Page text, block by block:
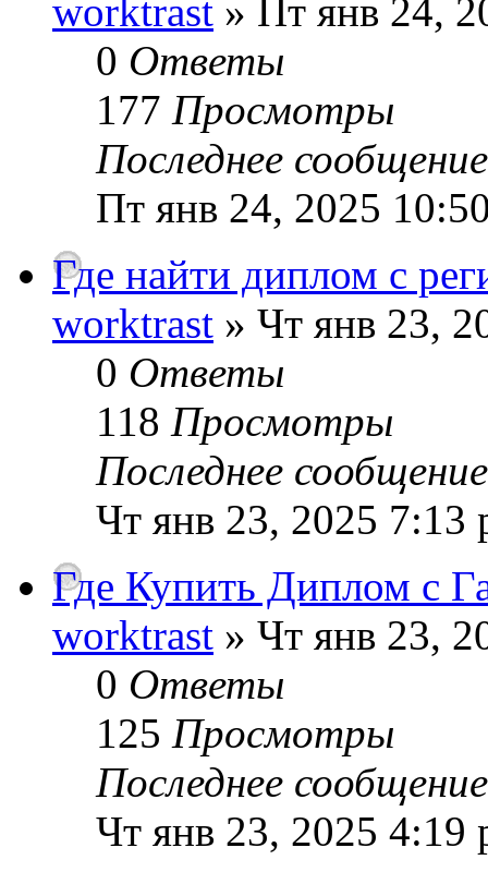
worktrast » Пт янв 24,
0 Ответы
177 Просмотры
Последнее
Пт янв 24, 2025
Где найти диплом с
worktrast » Чт янв 23,
0 Ответы
118 Просмотры
Последнее
Чт янв 23, 2025 7:13
Где Купить Диплом с
worktrast » Чт янв 23,
0 Ответы
125 Просмотры
Последнее
Чт янв 23, 2025 4:19